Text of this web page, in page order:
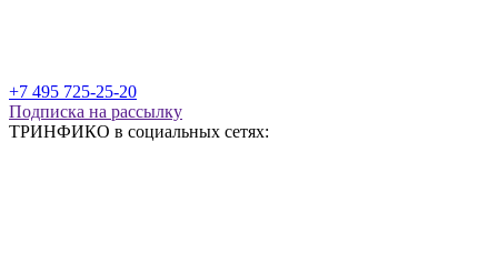
+7 495 725-25-20
Подписка на рассылку
ТРИНФИКО в социальных сетях: